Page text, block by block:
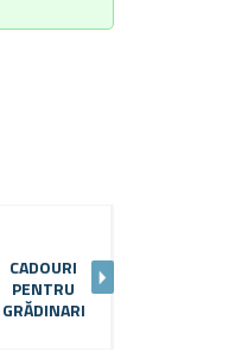
CADOURI
PENTRU
GRĂDINARI